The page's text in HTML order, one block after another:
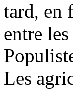
tard, en
entre
Les